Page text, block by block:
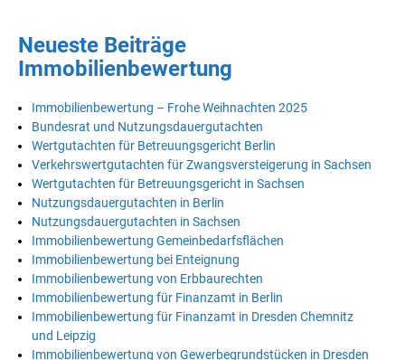
Neueste Beiträge
Immobilienbewertung
Immobilienbewertung – Frohe Weihnachten 2025
Bundesrat und Nutzungsdauergutachten
Wertgutachten für Betreuungsgericht Berlin
Verkehrswertgutachten für Zwangsversteigerung in Sachsen
Wertgutachten für Betreuungsgericht in Sachsen
Nutzungsdauergutachten in Berlin
Nutzungsdauergutachten in Sachsen
Immobilienbewertung Gemeinbedarfsflächen
Immobilienbewertung bei Enteignung
Immobilienbewertung von Erbbaurechten
Immobilienbewertung für Finanzamt in Berlin
Immobilienbewertung für Finanzamt in Dresden Chemnitz
und Leipzig
Immobilienbewertung von Gewerbegrundstücken in Dresden